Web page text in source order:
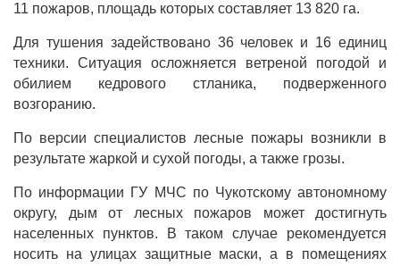
11 пожаров, площадь которых составляет 13 820 га.
Для тушения задействовано 36 человек и 16 единиц
техники. Ситуация осложняется ветреной погодой и
обилием кедрового стланика, подверженного
возгоранию.
По версии специалистов лесные пожары возникли в
результате жаркой и сухой погоды, а также грозы.
По информации ГУ МЧС по Чукотскому автономному
округу, дым от лесных пожаров может достигнуть
населенных пунктов. В таком случае рекомендуется
носить на улицах защитные маски, а в помещениях